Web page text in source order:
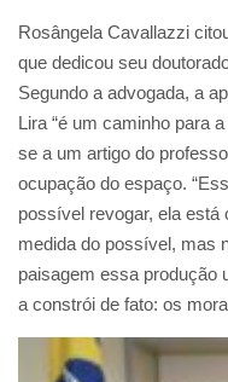
Rosângela Cavallazzi
que dedicou seu
Segundo a advogada, a
Lira “é um caminho para
se a um artigo do
ocupação do espaço.
possível revogar, ela
medida do possível, mas
paisagem essa produção
a constrói de fato: os